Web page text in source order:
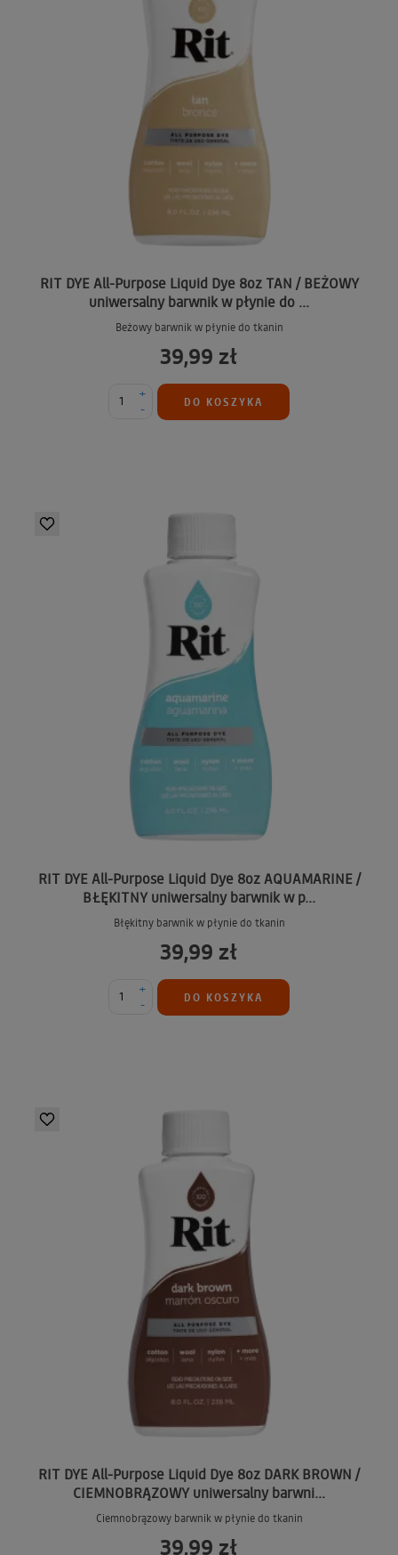
RIT DYE All-Purpose Liquid Dye 8oz TAN / BEŻOWY
uniwersalny barwnik w płynie do ...
Beżowy barwnik w płynie do tkanin
39,99 zł
-
+
DO KOSZYKA
RIT DYE All-Purpose Liquid Dye 8oz AQUAMARINE /
BŁĘKITNY uniwersalny barwnik w p...
Błękitny barwnik w płynie do tkanin
39,99 zł
-
+
DO KOSZYKA
RIT DYE All-Purpose Liquid Dye 8oz DARK BROWN /
CIEMNOBRĄZOWY uniwersalny barwni...
Ciemnobrązowy barwnik w płynie do tkanin
39,99 zł